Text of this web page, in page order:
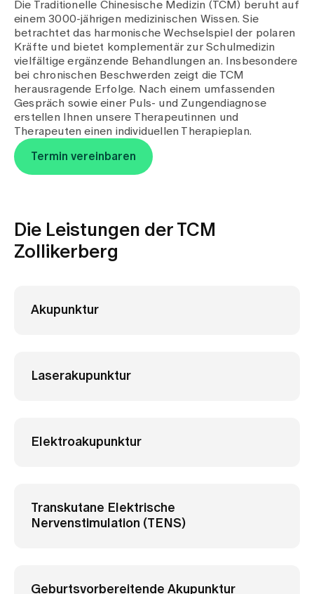
Kontakt
Babygalerie
Blog
Medien
Publikationen
Die Traditionelle Chinesische Medizin (TCM) beruht auf
einem 3000-jährigen medizinischen Wissen. Sie
betrachtet das harmonische Wechselspiel der polaren
Kräfte und bietet komplementär zur Schulmedizin
vielfältige ergänzende Behandlungen an. Insbesondere
bei chronischen Beschwerden zeigt die TCM
herausragende Erfolge. Nach einem umfassenden
Gespräch sowie einer Puls- und Zungendiagnose
erstellen Ihnen unsere Therapeutinnen und
Therapeuten einen individuellen Therapieplan.
Termin vereinbaren
Die Leistungen der TCM
Zollikerberg
Akupunktur
Laserakupunktur
Elektroakupunktur
Transkutane Elektrische
Nervenstimulation (TENS)
Geburtsvorbereitende Akupunktur